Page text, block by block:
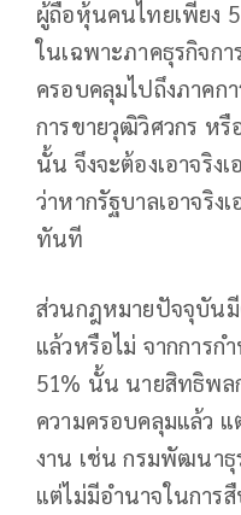
ผู้ถือหุ้นคนไทยเพียง
ในเฉพาะภาคธุรกิจกา
ครอบคลุมไปถึงภาคก
การขายวุฒิวิศวกร หรื
นั้น จึงจะต้องเอาจริง
ว่าหากรัฐบาลเอาจริง
ทันที
ส่วนกฎหมายปัจจุบัน
แล้วหรือไม่ จากการ
51% นั้น นายสิทธิพล
ความครอบคลุมแล้ว
งาน เช่น กรมพัฒนาธุ
แต่ไม่มีอำนาจในการ